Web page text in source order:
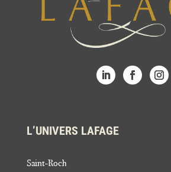
L’UNIVERS LAFAGE
Saint-Roch